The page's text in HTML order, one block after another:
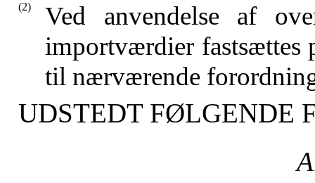
(2)
Ved anvendelse af
importværdier fastsættes
til nærværende
UDSTEDT FØLGENDE